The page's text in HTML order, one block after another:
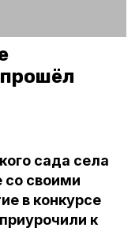
сада села
со своими
в конкурсе
к